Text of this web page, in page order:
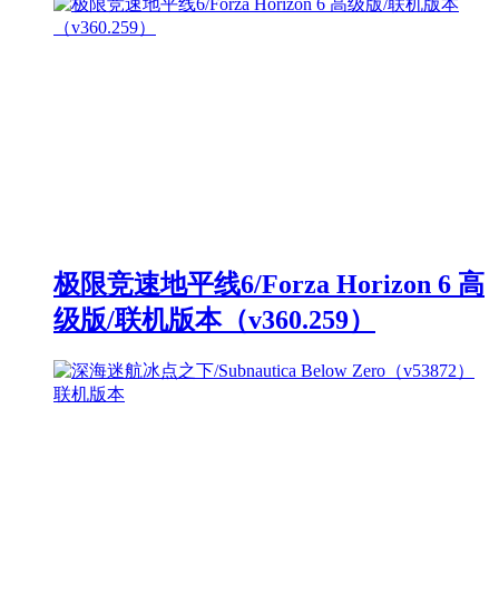
极限竞速地平线6/Forza Horizon 6 高
级版/联机版本（v360.259）